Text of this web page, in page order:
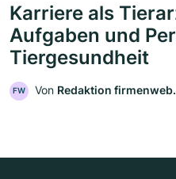
Karriere als
Aufgaben und
Tiergesundheit
FW Von Redaktion